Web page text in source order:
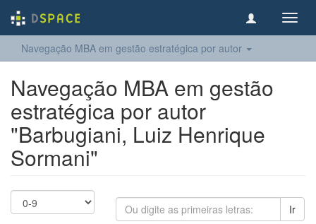
Navegação MBA em gestão estratégica por autor
Navegação MBA em gestão
estratégica por autor
"Barbugiani, Luiz Henrique
Sormani"
Ir